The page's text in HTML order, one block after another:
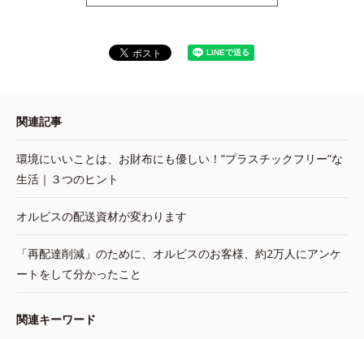
関連記事
環境にいいことは、お財布にも優しい！”プラスチックフリー”な
生活｜３つのヒント
オルビスの配送資材が変わります
「再配達削減」のために、オルビスのお客様、約2万人にアンケ
ートをして分かったこと
関連キーワード